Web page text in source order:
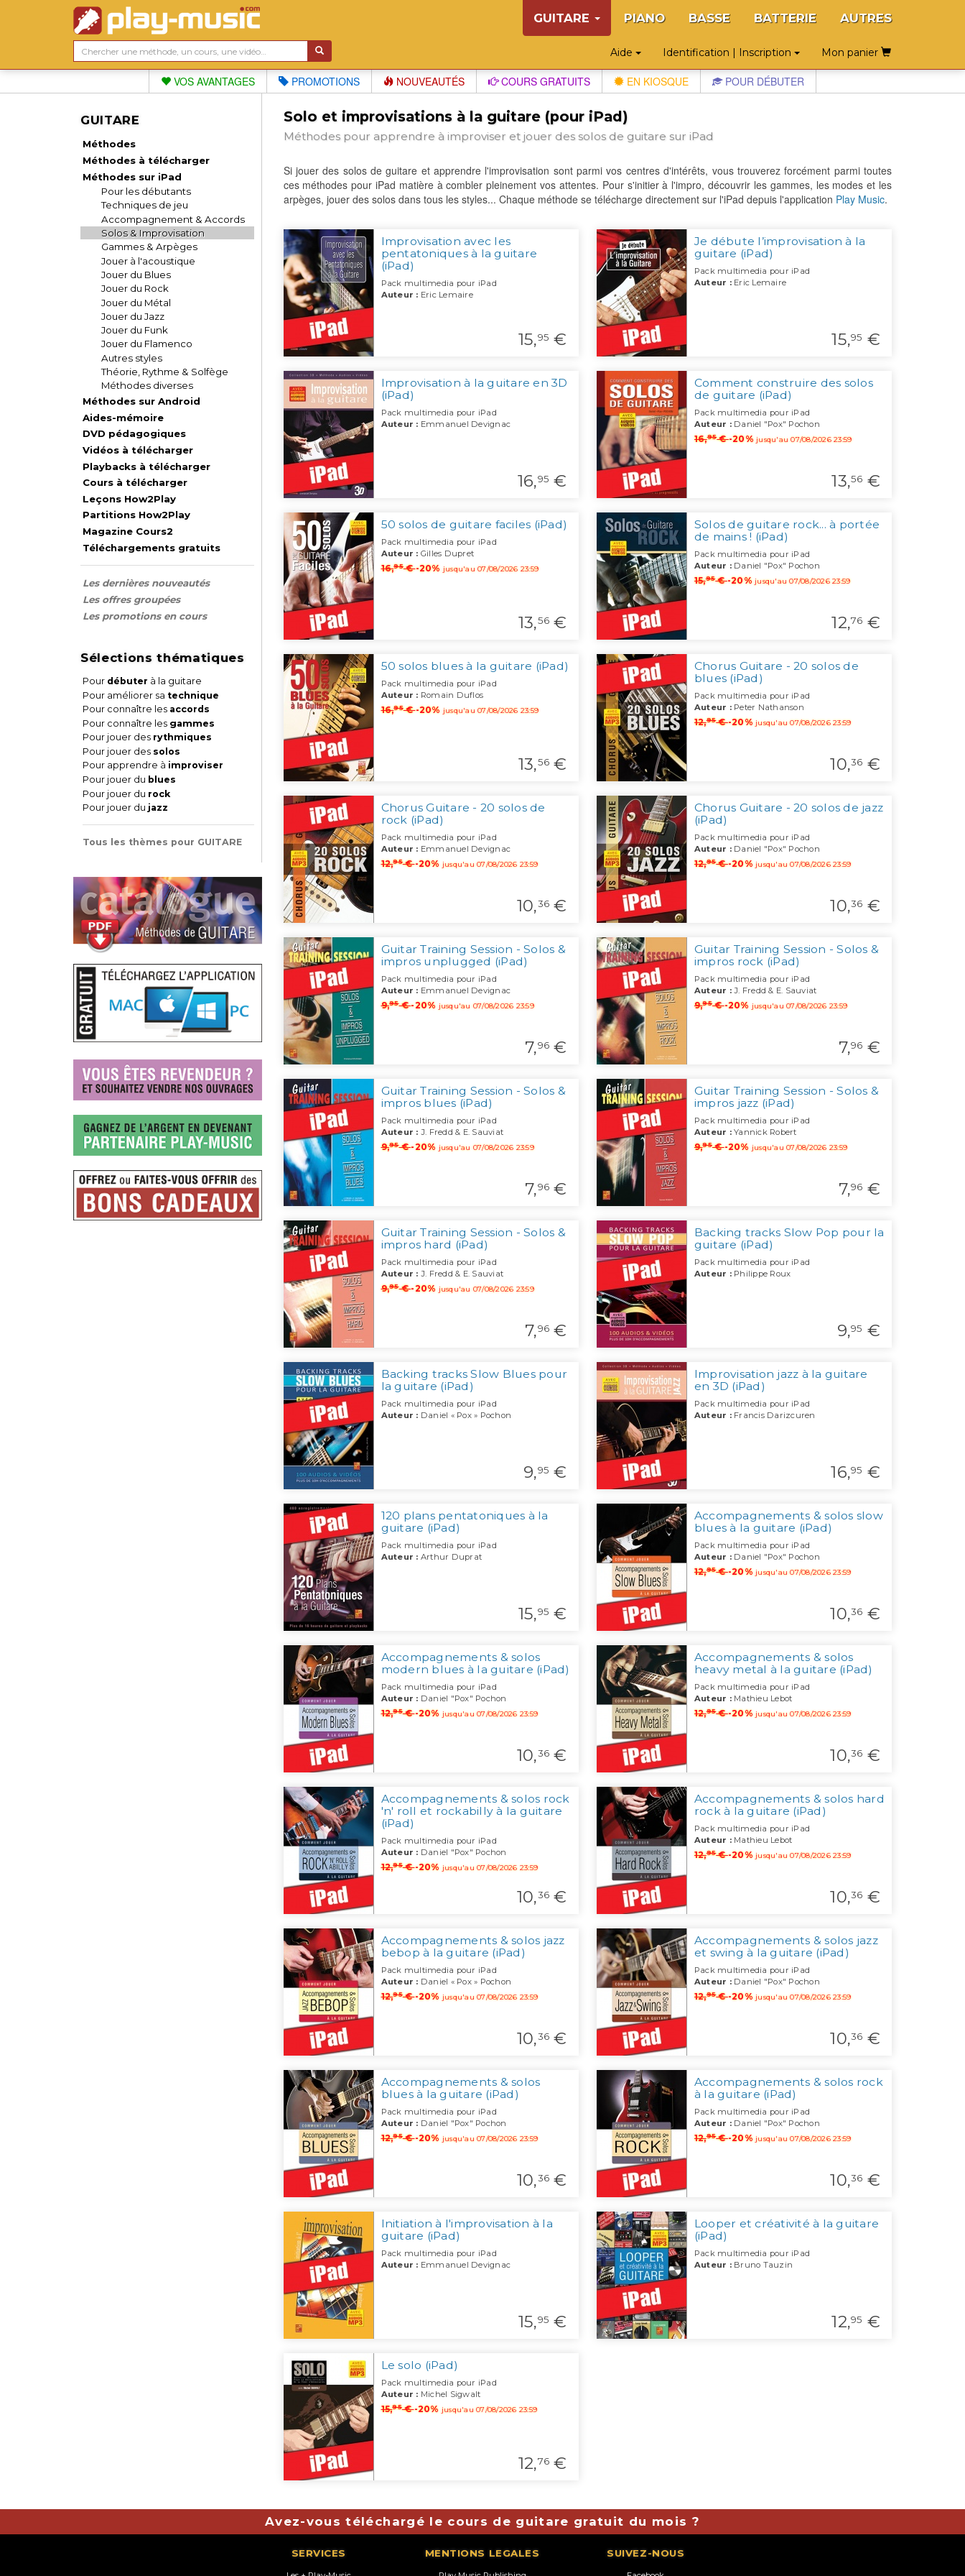
GUITARE PIANO BASSE BATTERIE AUTRES
Aide Identification | Inscription Mon panier
VOS AVANTAGES PROMOTIONS NOUVEAUTÉS COURS GRATUITS EN KIOSQUE POUR DÉBUTER
GUITARE
Méthodes
Méthodes à télécharger
Méthodes sur iPad
Pour les débutants
Techniques de jeu
Accompagnement & Accords
Solos & Improvisation
Gammes & Arpèges
Jouer à l'acoustique
Jouer du Blues
Jouer du Rock
Jouer du Métal
Jouer du Jazz
Jouer du Funk
Jouer du Flamenco
Autres styles
Théorie, Rythme & Solfège
Méthodes diverses
Méthodes sur Android
Aides-mémoire
DVD pédagogiques
Vidéos à télécharger
Playbacks à télécharger
Cours à télécharger
Leçons How2Play
Partitions How2Play
Magazine Cours2
Téléchargements gratuits
Les dernières nouveautés
Les offres groupées
Les promotions en cours
Sélections thématiques
Pour débuter à la guitare
Pour améliorer sa technique
Pour connaître les accords
Pour connaître les gammes
Pour jouer des rythmiques
Pour jouer des solos
Pour apprendre à improviser
Pour jouer du blues
Pour jouer du rock
Pour jouer du jazz
Tous les thèmes pour GUITARE
Solo et improvisations à la guitare (pour iPad)
Méthodes pour apprendre à improviser et jouer des solos de guitare sur iPad
Si jouer des solos de guitare et apprendre l'improvisation sont parmi vos centres d'intérêts, vous trouverez forcément parmi toutes
ces méthodes pour iPad matière à combler pleinement vos attentes. Pour s'initier à l'impro, découvrir les gammes, les modes et les
arpèges, jouer des solos dans tous les styles... Chaque méthode se télécharge directement sur l'iPad depuis l'application Play Music.
Improvisation avec les
pentatoniques à la guitare
(iPad)
Pack multimedia pour iPad
Auteur : Eric Lemaire
15,95 €
Je débute l’improvisation à la
guitare (iPad)
Pack multimedia pour iPad
Auteur :Eric Lemaire
15,95 €
Improvisation à la guitare en 3D
(iPad)
Pack multimedia pour iPad
Auteur : Emmanuel Devignac
16,95 €
Comment construire des solos
de guitare (iPad)
Pack multimedia pour iPad
Auteur :Daniel "Pox" Pochon
16,95€-20%jusqu'au 07/08/2026 23:59
13,56 €
50 solos de guitare faciles (iPad)
Pack multimedia pour iPad
Auteur : Gilles Dupret
16,95€-20%jusqu'au 07/08/2026 23:59
13,56 €
Solos de guitare rock... à portée
de mains ! (iPad)
Pack multimedia pour iPad
Auteur :Daniel "Pox" Pochon
15,95€-20%jusqu'au 07/08/2026 23:59
12,76 €
50 solos blues à la guitare (iPad)
Pack multimedia pour iPad
Auteur : Romain Duflos
16,95€-20%jusqu'au 07/08/2026 23:59
13,56 €
Chorus Guitare - 20 solos de
blues (iPad)
Pack multimedia pour iPad
Auteur :Peter Nathanson
12,95€-20%jusqu'au 07/08/2026 23:59
10,36 €
Chorus Guitare - 20 solos de
rock (iPad)
Pack multimedia pour iPad
Auteur : Emmanuel Devignac
12,95€-20%jusqu'au 07/08/2026 23:59
10,36 €
Chorus Guitare - 20 solos de jazz
(iPad)
Pack multimedia pour iPad
Auteur :Daniel "Pox" Pochon
12,95€-20%jusqu'au 07/08/2026 23:59
10,36 €
Guitar Training Session - Solos &
impros unplugged (iPad)
Pack multimedia pour iPad
Auteur : Emmanuel Devignac
9,95€-20%jusqu'au 07/08/2026 23:59
7,96 €
Guitar Training Session - Solos &
impros rock (iPad)
Pack multimedia pour iPad
Auteur :J. Fredd & E. Sauviat
9,95€-20%jusqu'au 07/08/2026 23:59
7,96 €
Guitar Training Session - Solos &
impros blues (iPad)
Pack multimedia pour iPad
Auteur : J. Fredd & E. Sauviat
9,95€-20%jusqu'au 07/08/2026 23:59
7,96 €
Guitar Training Session - Solos &
impros jazz (iPad)
Pack multimedia pour iPad
Auteur :Yannick Robert
9,95€-20%jusqu'au 07/08/2026 23:59
7,96 €
Guitar Training Session - Solos &
impros hard (iPad)
Pack multimedia pour iPad
Auteur : J. Fredd & E. Sauviat
9,95€-20%jusqu'au 07/08/2026 23:59
7,96 €
Backing tracks Slow Pop pour la
guitare (iPad)
Pack multimedia pour iPad
Auteur :Philippe Roux
9,95 €
Backing tracks Slow Blues pour
la guitare (iPad)
Pack multimedia pour iPad
Auteur : Daniel « Pox » Pochon
9,95 €
Improvisation jazz à la guitare
en 3D (iPad)
Pack multimedia pour iPad
Auteur :Francis Darizcuren
16,95 €
120 plans pentatoniques à la
guitare (iPad)
Pack multimedia pour iPad
Auteur : Arthur Duprat
15,95 €
Accompagnements & solos slow
blues à la guitare (iPad)
Pack multimedia pour iPad
Auteur :Daniel "Pox" Pochon
12,95€-20%jusqu'au 07/08/2026 23:59
10,36 €
Accompagnements & solos
modern blues à la guitare (iPad)
Pack multimedia pour iPad
Auteur : Daniel "Pox" Pochon
12,95€-20%jusqu'au 07/08/2026 23:59
10,36 €
Accompagnements & solos
heavy metal à la guitare (iPad)
Pack multimedia pour iPad
Auteur :Mathieu Lebot
12,95€-20%jusqu'au 07/08/2026 23:59
10,36 €
Accompagnements & solos rock
'n' roll et rockabilly à la guitare
(iPad)
Pack multimedia pour iPad
Auteur : Daniel "Pox" Pochon
12,95€-20%jusqu'au 07/08/2026 23:59
10,36 €
Accompagnements & solos hard
rock à la guitare (iPad)
Pack multimedia pour iPad
Auteur :Mathieu Lebot
12,95€-20%jusqu'au 07/08/2026 23:59
10,36 €
Accompagnements & solos jazz
bebop à la guitare (iPad)
Pack multimedia pour iPad
Auteur : Daniel « Pox » Pochon
12,95€-20%jusqu'au 07/08/2026 23:59
10,36 €
Accompagnements & solos jazz
et swing à la guitare (iPad)
Pack multimedia pour iPad
Auteur :Daniel "Pox" Pochon
12,95€-20%jusqu'au 07/08/2026 23:59
10,36 €
Accompagnements & solos
blues à la guitare (iPad)
Pack multimedia pour iPad
Auteur : Daniel "Pox" Pochon
12,95€-20%jusqu'au 07/08/2026 23:59
10,36 €
Accompagnements & solos rock
à la guitare (iPad)
Pack multimedia pour iPad
Auteur :Daniel "Pox" Pochon
12,95€-20%jusqu'au 07/08/2026 23:59
10,36 €
Initiation à l'improvisation à la
guitare (iPad)
Pack multimedia pour iPad
Auteur : Emmanuel Devignac
15,95 €
Looper et créativité à la guitare
(iPad)
Pack multimedia pour iPad
Auteur :Bruno Tauzin
12,95 €
Le solo (iPad)
Pack multimedia pour iPad
Auteur : Michel Sigwalt
15,95€-20%jusqu'au 07/08/2026 23:59
12,76 €
Avez-vous téléchargé le cours de guitare gratuit du mois ?
SERVICES MENTIONS LEGALES SUIVEZ-NOUS